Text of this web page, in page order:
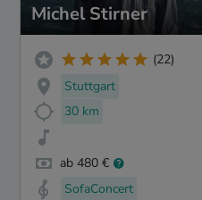
Michel Stirner
(22)
Stuttgart
30 km
ab 480 €
SofaConcert